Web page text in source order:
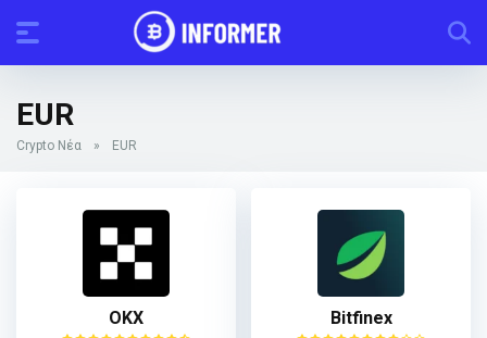
EUR
Crypto Νέα » EUR
ΟΚΧ Bitfinex